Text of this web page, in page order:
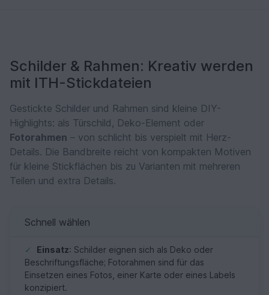
Schilder & Rahmen: Kreativ werden
mit ITH-Stickdateien
Gestickte Schilder und Rahmen sind kleine DIY-
Highlights: als Türschild, Deko-Element oder
Fotorahmen – von schlicht bis verspielt mit Herz-
Details. Die Bandbreite reicht von kompakten Motiven
für kleine Stickflächen bis zu Varianten mit mehreren
Teilen und extra Details.
Schnell wählen
✓ Einsatz: Schilder eignen sich als Deko oder
Beschriftungsfläche; Fotorahmen sind für das
Einsetzen eines Fotos, einer Karte oder eines Labels
konzipiert.